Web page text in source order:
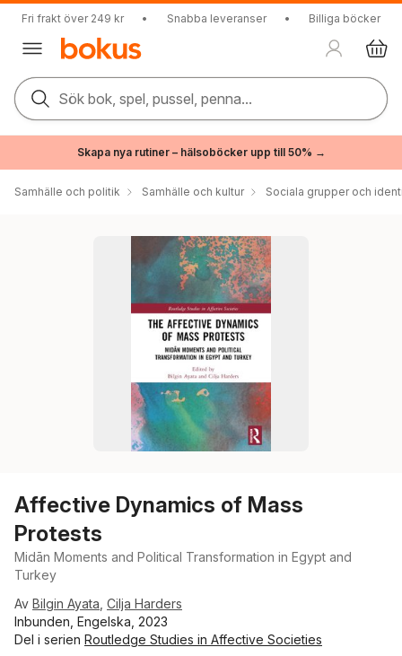
Fri frakt över 249 kr • Snabba leveranser • Billiga böcker
Sök bok, spel, pussel, penna...
Skapa nya rutiner – hälsoböcker upp till 50% →
Samhälle och politik Samhälle och kultur Sociala grupper och
Affective Dynamics of Mass
Protests
Midān Moments and Political Transformation in Egypt and
Turkey
Av Bilgin Ayata Cilja Harders
Inbunden, Engelska, 2023
Del i serien Routledge Studies in Affective Societies